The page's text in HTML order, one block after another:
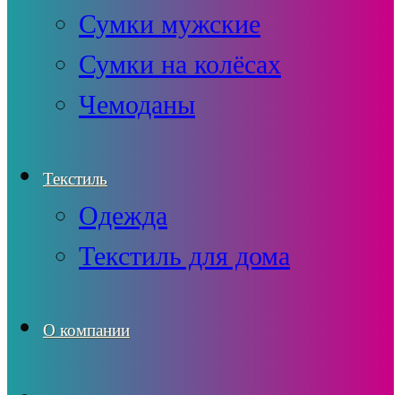
Сумки мужские
Сумки на колёсах
Чемоданы
Текстиль
Одежда
Текстиль для дома
О компании